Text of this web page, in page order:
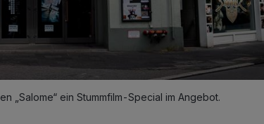
„Salome“ ein Stummfilm-Special im Angebot.